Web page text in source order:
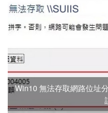
Win10 無法存取網路位址